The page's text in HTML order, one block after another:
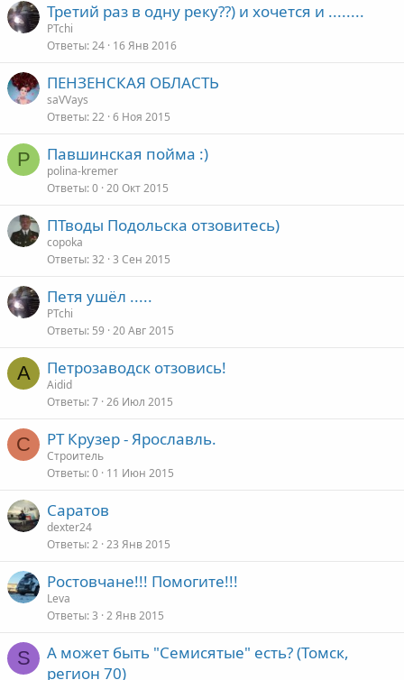
Третий раз в одну реку??) и хочется и ........
PTchi
Ответы 24 16 Янв 2016
ПЕНЗЕНСКАЯ ОБЛАСТЬ
saVVays
Ответы 22 6 Ноя 2015
P Павшинская пойма :)
polina-kremer
Ответы 0 20 Окт 2015
ПТводы Подольска отзовитесь)
copoka
Ответы 32 3 Сен 2015
Петя ушёл .....
PTchi
Ответы 59 20 Авг 2015
A Петрозаводск отзовись!
Aidid
Ответы 7 26 Июл 2015
С РТ Крузер - Ярославль.
Строитель
Ответы 0 11 Июн 2015
Саратов
dexter24
Ответы 2 23 Янв 2015
Ростовчане!!! Помогите!!!
Leva
Ответы 3 2 Янв 2015
S
А может быть "Семисятые" есть? (Томск,
регион 70)